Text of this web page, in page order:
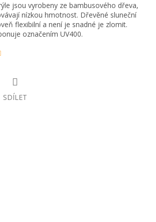
jsou vyrobeny ze bambusového dřeva,
nízkou hmotnost. Dřevěné sluneční
flexibilní a není je snadné je zlomit.
označením UV400.
SDÍLET